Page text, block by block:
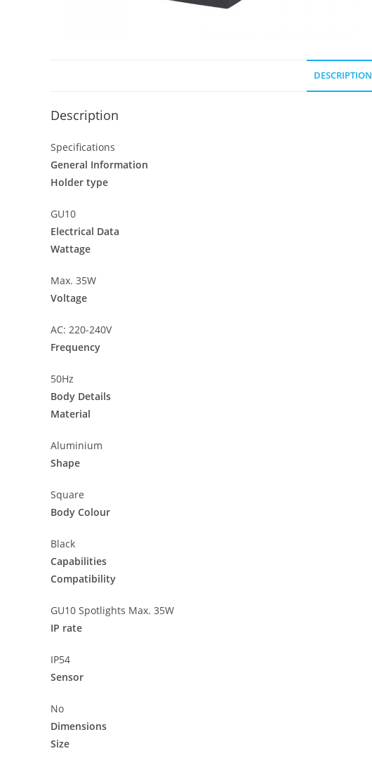
DESCRIPTION
Description
Specifications
General Information
Holder type
GU10
Electrical Data
Wattage
Max. 35W
Voltage
AC: 220-240V
Frequency
50Hz
Body Details
Material
Aluminium
Shape
Square
Body Colour
Black
Capabilities
Compatibility
GU10 Spotlights Max. 35W
IP rate
IP54
Sensor
No
Dimensions
Size